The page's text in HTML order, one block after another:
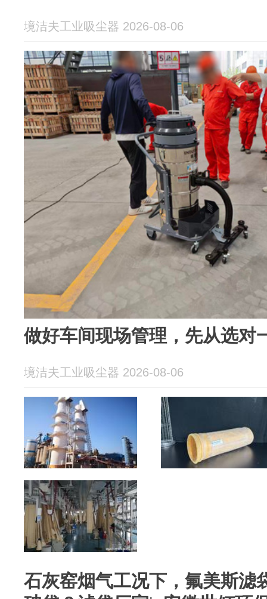
境洁夫工业吸尘器 2026-08-06
做好车间现场管理，先从选对
境洁夫工业吸尘器 2026-08-06
石灰窑烟气工况下，氟美斯滤